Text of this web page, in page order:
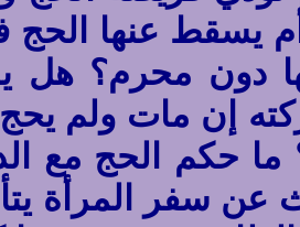
يسقط عنها الحج
دون محرم؟ هل
إن مات ولم
حكم الحج مع
سفر المرأة